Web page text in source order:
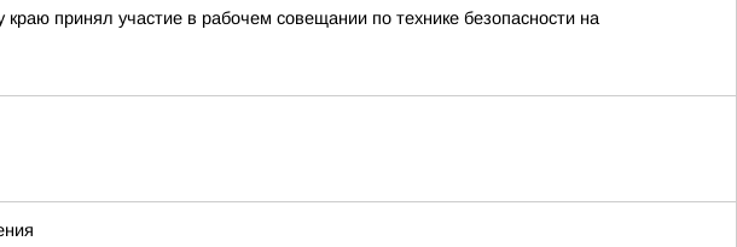
принял участие в рабочем совещании по технике безопасности на